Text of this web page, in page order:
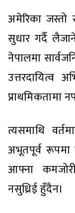
अमेरिका जस्तो
सुधार गर्दै
नेपालमा
उत्तरदायित्व
प्राथमिकतामा
त्यसमाथि
अभूतपूर्व रूपमा
आफ्ना
नसुध्रिई हुँदैन।